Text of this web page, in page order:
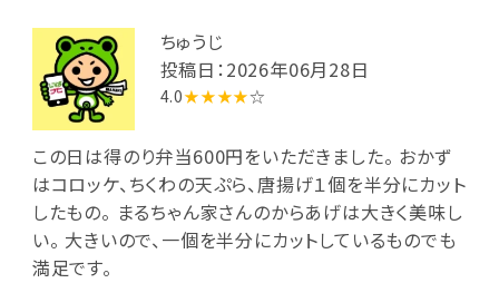
ちゅうじ
投稿日：2026年06月28日
4.0★★★★☆
この日は得のり弁当600円をいただきました。 おかず
はコロッケ、ちくわの天ぷら、唐揚げ１個を半分にカット
したもの。 まるちゃん家さんのからあげは大きく美味し
い。 大きいので、一個を半分にカットしているものでも
満足です。